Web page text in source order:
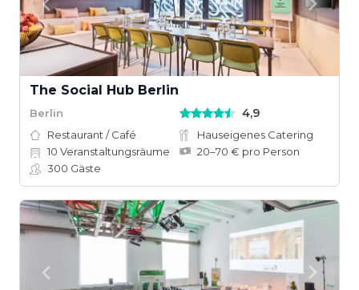
The Social Hub Berlin
Berlin 4,9
Restaurant / Café
Hauseigenes Catering
10 Veranstaltungsräume
20–70 € pro Person
300 Gäste